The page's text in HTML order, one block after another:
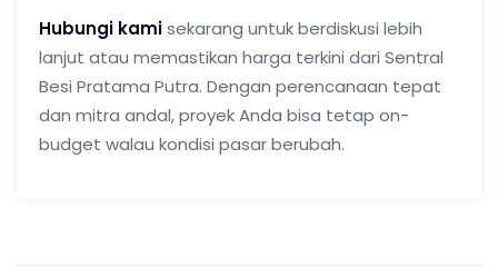
Hubungi kamisekarang untuk berdiskusi lebih
lanjut atau memastikan harga terkini dari Sentral
Besi Pratama Putra. Dengan perencanaan tepat
dan mitra andal, proyek Anda bisa tetap on-
budget walau kondisi pasar berubah.